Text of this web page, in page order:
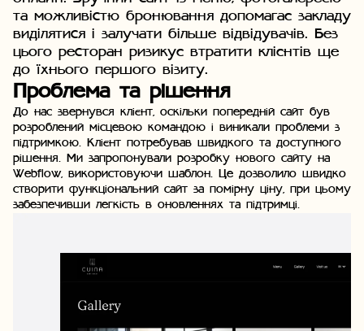
та можливістю бронювання допомагає закладу
виділятися і залучати більше відвідувачів. Без
цього ресторан ризикує втратити клієнтів ще
до їхнього першого візиту.
Проблема та рішення
До нас звернувся клієнт, оскільки попередній сайт був
розроблений місцевою командою і виникали проблеми з
підтримкою. Клієнт потребував швидкого та доступного
рішення. Ми запропонували розробку нового сайту на
Webflow, використовуючи шаблон. Це дозволило швидко
створити функціональний сайт за помірну ціну, при цьому
забезпечивши легкість в оновленнях та підтримці.